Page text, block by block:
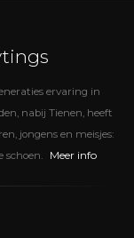
ervaring in
nabij Tienen, heeft
jongens en meisjes:
schoen.
Meer info